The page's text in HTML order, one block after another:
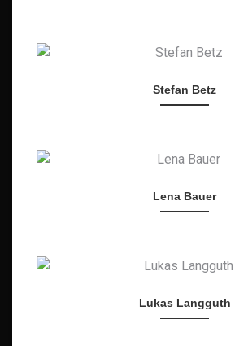
Stefan Betz
Lena Bauer
Lukas Langguth